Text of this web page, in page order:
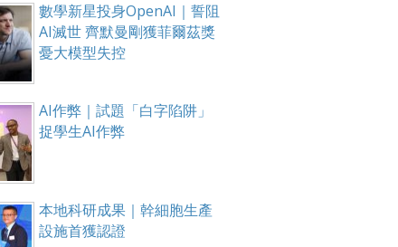
數學新星投身OpenAI｜誓阻
AI滅世 齊默曼剛獲菲爾茲獎
憂大模型失控
AI作弊｜試題「白字陷阱」
捉學生AI作弊
本地科研成果｜幹細胞生產
設施首獲認證